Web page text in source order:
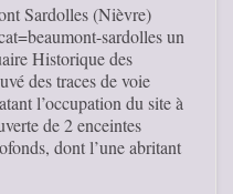
Sardolles (Nièvre)
sardolles un
Historique des
des traces de voie
l’occupation du site à
de 2 enceintes
dont l’une abritant